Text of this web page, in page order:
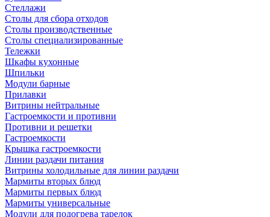
Стеллажи
Столы для сбора отходов
Столы производственные
Столы специализированные
Тележки
Шкафы кухонные
Шпильки
Модули барные
Прилавки
Витрины нейтральные
Гастроемкости и противни
Противни и решетки
Гастроемкости
Крышка гастроемкости
Линии раздачи питания
Витрины холодильные для линии раздачи
Мармиты вторых блюд
Мармиты первых блюд
Мармиты универсальные
Модули для подогрева тарелок